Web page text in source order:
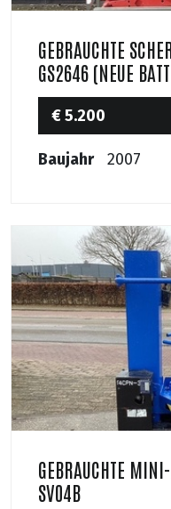
GEBRAUCHTE
GS2646 (NEUE
€ 5.200
Baujahr 2007
GEBRAUCHTE
SV04B